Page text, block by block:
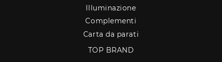
Illuminazione
Complementi
Carta da parati
TOP BRAND